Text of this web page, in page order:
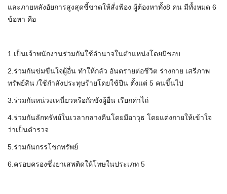
และภายหลังอัยการสูงสุดชี้ขาดให้สั่งฟ้อง ผู้ต้องหาทั้ง8 คน มีทั้งหมด 6
ข้อหา คือ
1.เป็นเจ้าพนักงานร่วมกันใช้อำนาจในตำแหน่งโดยมิชอบ
2.ร่วมกันข่มขืนใจผู้อื่น ทำให้กลัว อันตรายต่อชีวิต ร่างกาย เสรีภาพ
ทรัพย์สิน /ใช้กำลังประทุษร้ายโดยใช้ปืน ตั้งแต่ 5 คนขึ้นไป
3.ร่วมกันหน่วงเหนี่ยวหรือกักขังผู้อื่น เรียกค่าไถ่
4.ร่วมกันลักทรัพย์ในเวลากลางคืนโดยมีอาวุธ โดยแต่งกายให้เข้าใจ
ว่าเป็นตำรวจ
5.ร่วมกันกรรโชกทรัพย์
6.ครอบครองซึ่งยาเสพติดให้โทษในประเภท 5